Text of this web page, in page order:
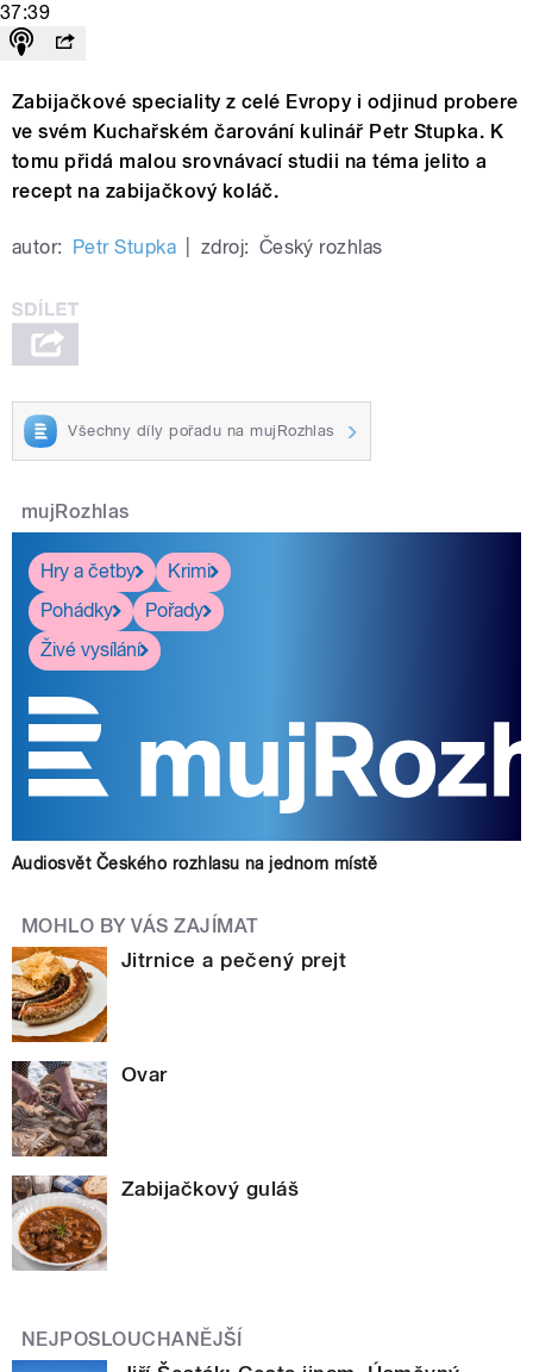
37:39
Zabijačkové speciality z celé Evropy i odjinud probere
ve svém Kuchařském čarování kulinář Petr Stupka. K
tomu přidá malou srovnávací studii na téma jelito a
recept na zabijačkový koláč.
autor: Petr Stupka zdroj: Český rozhlas
Všechny díly pořadu na mujRozhlas
mujRozhlas
Hry a četby
Krimi
Pohádky
Pořady
Živé vysílání
Audiosvět Českého rozhlasu na jednom místě
MOHLO BY VÁS ZAJÍMAT
Jitrnice a pečený prejt
Ovar
Zabijačkový guláš
NEJPOSLOUCHANĚJŠÍ